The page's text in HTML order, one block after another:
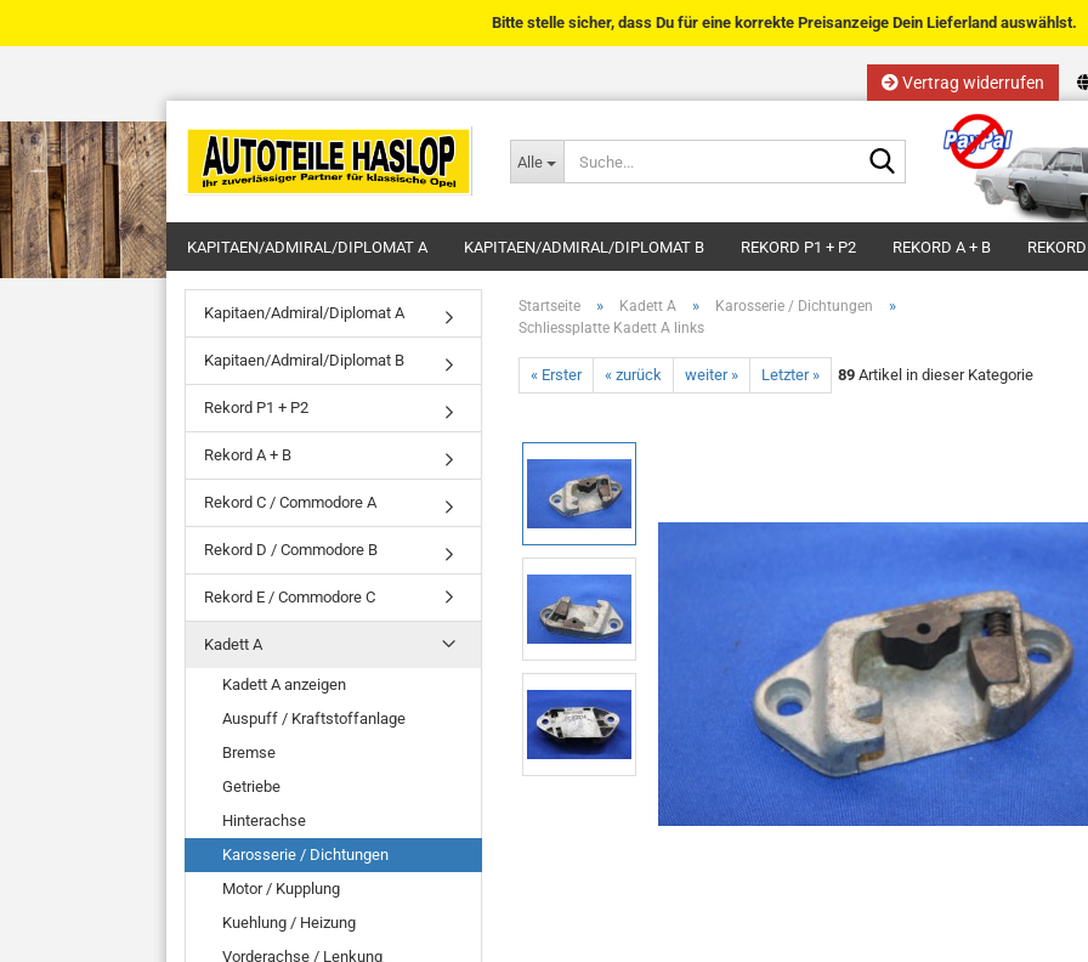
Vertrag widerrufen
Sprache auswählen
Lieferland
Passwort
Alle
Suche...
Bitte stelle sicher, dass Du für eine korrekte Preisanzeige Dein Lieferland auswählst.
KAPITAEN/ADMIRAL/DIPLOMAT A KAPITAEN/ADMIRAL/DIPLOMAT B REKORD P1 + P2 REKORD A + B
Startseite » Kadett A » Karosserie / Dichtungen »
Schliessplatte Kadett A links
« Erster « zurück weiter » Letzter » 89 Artikel in dieser Kategorie
Kapitaen/Admiral/Diplomat A
Kapitaen/Admiral/Diplomat B
Rekord P1 + P2
Rekord A + B
Rekord C / Commodore A
Rekord D / Commodore B
Rekord E / Commodore C
Kadett A
Kadett A anzeigen
Auspuff / Kraftstoffanlage
Bremse
Getriebe
Hinterachse
Karosserie / Dichtungen
Motor / Kupplung
Kuehlung / Heizung
Vorderachse / Lenkung